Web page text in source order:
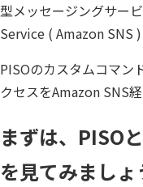
型メッセージングサー
Service ( Amazon SNS )
PISOのカスタムコマン
クセスをAmazon SNS
まずは、PISO
を見てみましょ